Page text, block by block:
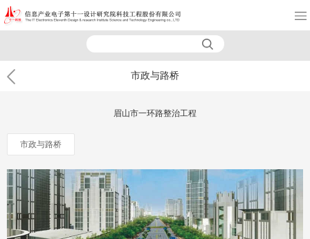
市政与路桥
眉山市一环路整治工程
市政与路桥